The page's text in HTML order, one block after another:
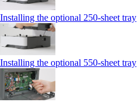
Installing the optional 250‑sheet tray
Installing the optional 550‑sheet tray